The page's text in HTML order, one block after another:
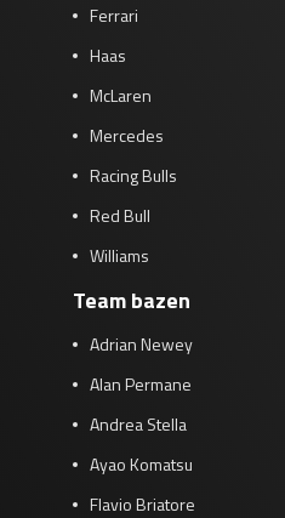
Ferrari
Haas
McLaren
Mercedes
Racing Bulls
Red Bull
Williams
Team bazen
Adrian Newey
Alan Permane
Andrea Stella
Ayao Komatsu
Flavio Briatore